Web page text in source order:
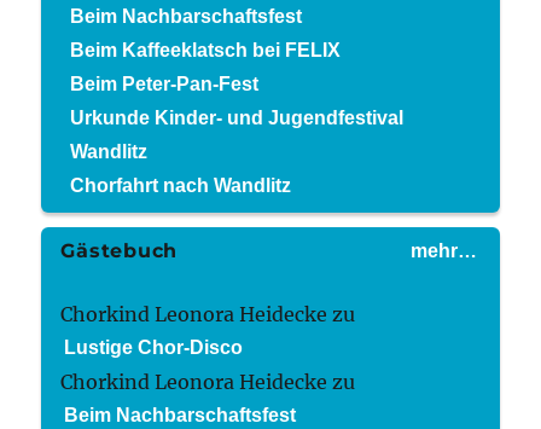
Beim Nachbarschaftsfest
Beim Kaffeeklatsch bei FELIX
Beim Peter-Pan-Fest
Urkunde Kinder- und Jugendfestival
Wandlitz
Chorfahrt nach Wandlitz
mehr…
Gästebuch
Chorkind Leonora Heidecke zu
Lustige Chor-Disco
Chorkind Leonora Heidecke zu
Beim Nachbarschaftsfest